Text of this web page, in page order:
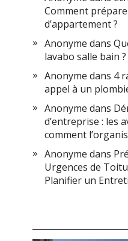
Comment
d’appartement ?
Anonyme dans
lavabo salle bain ?
Anonyme dans 4
appel à un
Anonyme dans
d’entreprise : les
comment
Anonyme dans
Urgences de
Planifier un